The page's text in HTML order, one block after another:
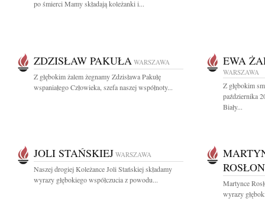
po śmierci Mamy składają koleżanki i...
ZDZISŁAW PAKUŁA WARSZAWA
Z głębokim żalem żegnamy Zdzisława Pakułę
wspaniałego Człowieka, szefa naszej współnoty...
EWA
WARSZAWA
Z głębokim
października
Biały...
JOLI STAŃSKIEJ WARSZAWA
Naszej drogiej Koleżance Joli Stańskiej składamy
wyrazy głębokiego współczucia z powodu...
Martynce
wyrazy